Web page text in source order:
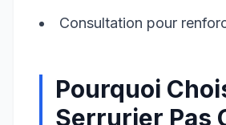
Consultation pour
Pourquoi
Serrurier Pas